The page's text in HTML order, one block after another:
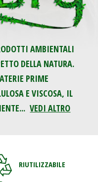
AMBIENTALI
DELLA NATURA.
PRIME
E VISCOSA, IL
VEDI ALTRO
RIUTILIZZABILE